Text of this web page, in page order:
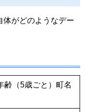
がどのようなデー
齢（5歳ごと）町名